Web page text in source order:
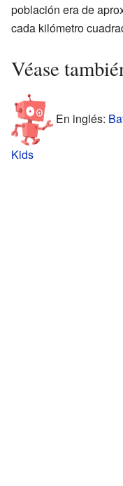
población era de
cada kilómetro
Véase
En inglés:
Kids